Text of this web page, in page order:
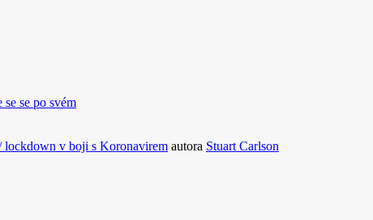
se po svém
lockdown v boji s Koronavirem autora Stuart Carlson